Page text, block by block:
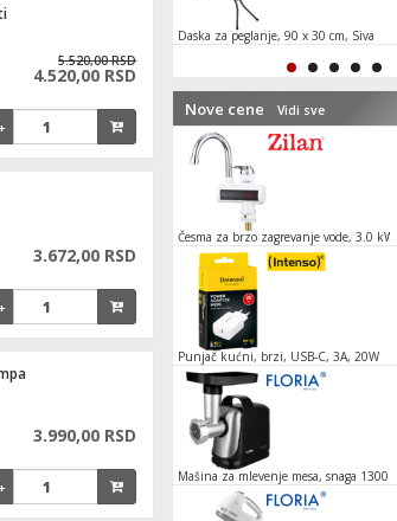
5.520,00 RSD
4.520,00 RSD
3.672,00 RSD
3.990,00 RSD
Daska za peglanje, 90 x 30 cm, Siva
Nove cene Vidi sve
DV100
-33%
T2/C, HEVC,
T-3000
-4%
2.199,00
2.099,00
3.504,00
NOTEBOOK B
Česma za brzo zagrevanje vode, 3.0 kW
Punjač kućni, brzi, USB-C, 3A, 20W
Mašina za mlevenje mesa, snaga 1300 W